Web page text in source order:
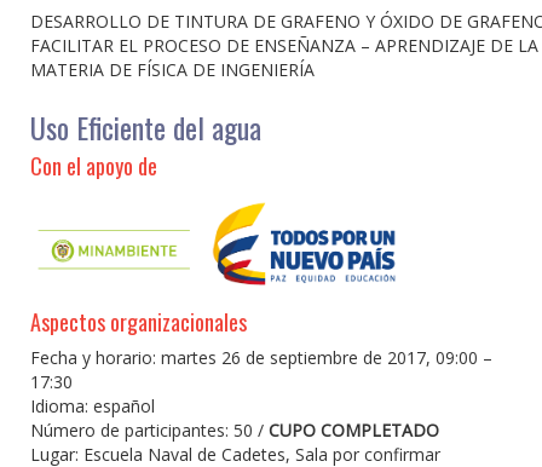
DESARROLLO DE TINTURA DE GRAFENO Y ÓXIDO DE
FACILITAR EL PROCESO DE ENSEÑANZA – APRENDIZAJE DE LA
MATERIA DE FÍSICA DE INGENIERÍA
Uso Eficiente del agua
Con el apoyo de
Aspectos organizacionales
Fecha y horario: martes 26 de septiembre de 2017, 09:00 –
17:30
Idioma: español
Número de participantes: 50 / CUPO COMPLETADO
Lugar: Escuela Naval de Cadetes, Sala por confirmar